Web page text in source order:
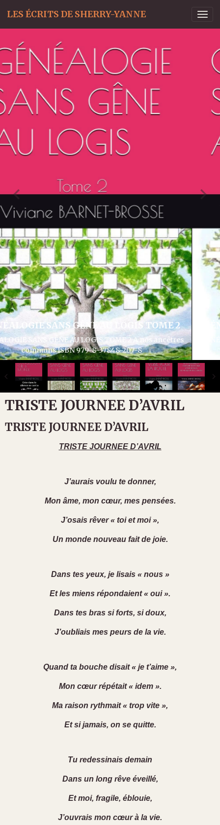
LES ÉCRITS DE SHERRY-YANNE
GÉNÉALOGIE SANS GÊNE AU LOGIS TOME 3
GÉNÉALOGIE SANS GÊNE AU LOGIS TOME 3 Articles divers
généalogie et histoire ISBN 979-8-37932-286-1
TRISTE JOURNEE D’AVRIL
TRISTE JOURNEE D’AVRIL
TRISTE JOURNEE D’AVRIL
J’aurais voulu te donner,
Mon âme, mon cœur, mes pensées.
J’osais rêver « toi et moi »,
Un monde nouveau fait de joie.
Dans tes yeux, je lisais « nous »
Et les miens répondaient « oui ».
Dans tes bras si forts, si doux,
J’oubliais mes peurs de la vie.
Quand ta bouche disait « je t’aime »,
Mon cœur répétait « idem ».
Ma raison rythmait « trop vite »,
Et si jamais, on se quitte.
Tu redessinais demain
Dans un long rêve éveillé,
Et moi, fragile, éblouie,
J’ouvrais mon cœur à la vie.